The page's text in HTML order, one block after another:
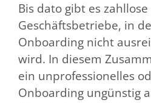
Bis dato gibt es zahllose
Geschäftsbetriebe, in
Onboarding nicht
wird. In diesem
ein unprofessionelles
Onboarding ungünstig